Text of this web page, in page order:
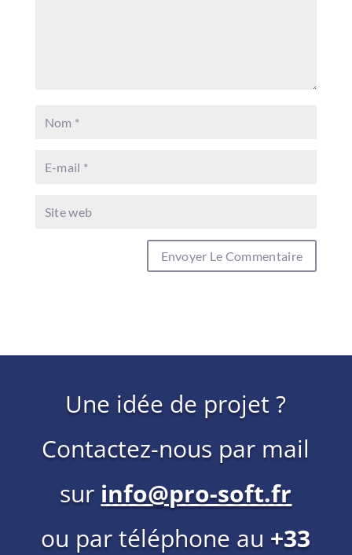
Une idée de projet ?
Contactez-nous par mail
sur info@pro-soft.fr
ou par téléphone au +33